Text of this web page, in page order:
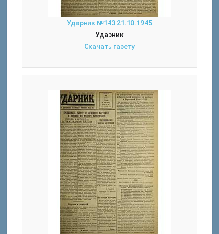
Ударник №143 21.10.1945
Ударник
Скачать газету